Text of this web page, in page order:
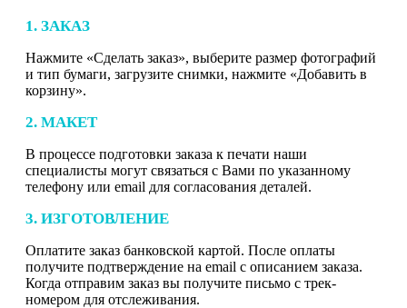
1. ЗАКАЗ
Нажмите «Сделать заказ», выберите размер фотографий
и тип бумаги, загрузите снимки, нажмите «Добавить в
корзину».
2. МАКЕТ
В процессе подготовки заказа к печати наши
специалисты могут связаться с Вами по указанному
телефону или email для согласования деталей.
3. ИЗГОТОВЛЕНИЕ
Оплатите заказ банковской картой. После оплаты
получите подтверждение на email с описанием заказа.
Когда отправим заказ вы получите письмо с трек-
номером для отслеживания.